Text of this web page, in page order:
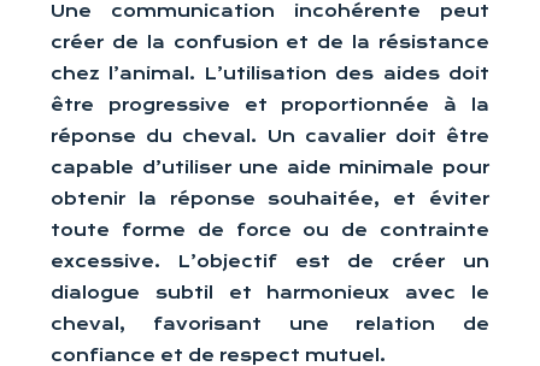
Une communication incohérente peut
créer de la confusion et de la résistance
chez l’animal. L’utilisation des aides doit
être progressive et proportionnée à la
réponse du cheval. Un cavalier doit être
capable d’utiliser une aide minimale pour
obtenir la réponse souhaitée, et éviter
toute forme de force ou de contrainte
excessive. L’objectif est de créer un
dialogue subtil et harmonieux avec le
cheval, favorisant une relation de
confiance et de respect mutuel.